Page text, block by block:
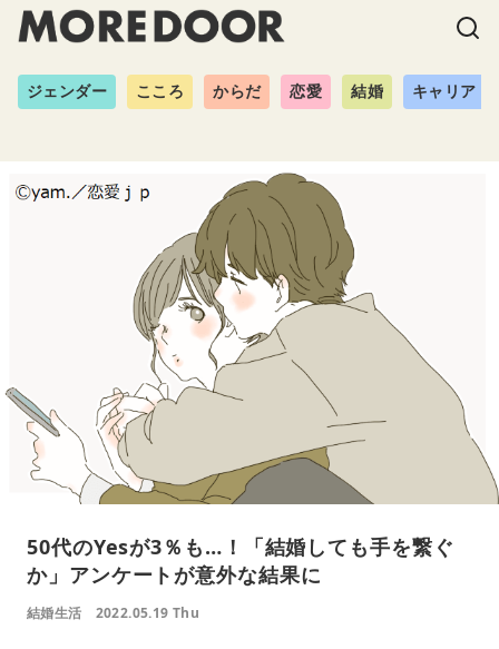
ジェンダー こころ からだ 恋愛 結婚 キャリア
50代のYesが3％も…！「結婚しても手を繋ぐ
か」アンケートが意外な結果に
結婚生活 2022.05.19 Thu